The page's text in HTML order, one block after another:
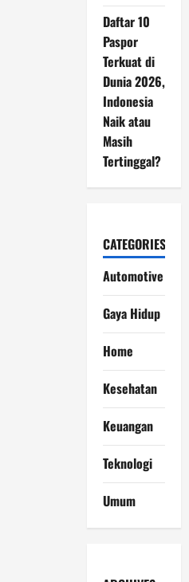
Daftar 10
Paspor
Terkuat di
Dunia 2026,
Indonesia
Naik atau
Masih
Tertinggal?
CATEGORIES
Automotive
Gaya Hidup
Home
Kesehatan
Keuangan
Teknologi
Umum